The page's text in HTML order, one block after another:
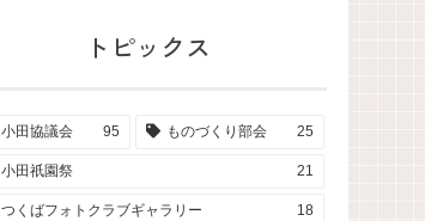
トピックス
小田協議会 95 ものづくり部会 25
小田祇園祭 21
つくばフォトクラブギャラリー 18